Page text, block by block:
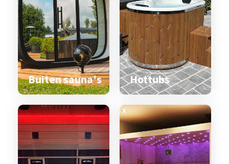
Buiten sauna's Hottubs